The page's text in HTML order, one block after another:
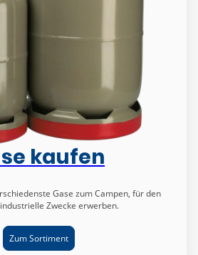
kaufen
Gase zum Campen, für den
Zwecke erwerben.
Zum Sortiment